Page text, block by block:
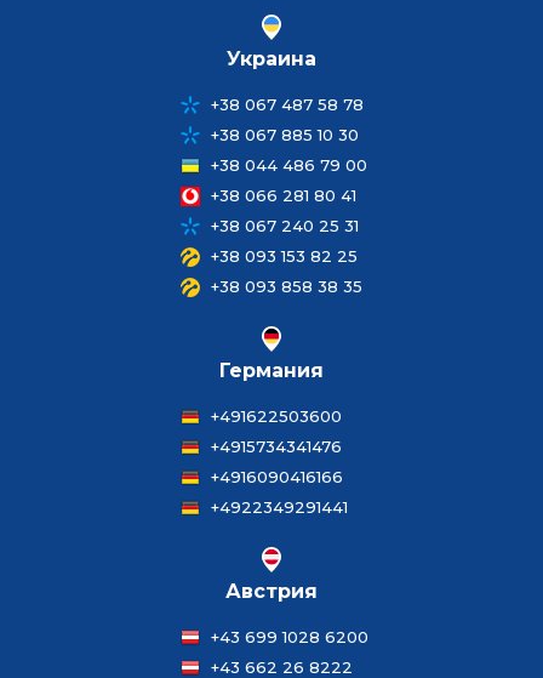
Украина
+38 067 487 58 78
+38 067 885 10 30
+38 044 486 79 00
+38 066 281 80 41
+38 067 240 25 31
+38 093 153 82 25
+38 093 858 38 35
Германия
+491622503600
+4915734341476
+4916090416166
+4922349291441
Австрия
+43 699 1028 6200
+43 662 26 8222